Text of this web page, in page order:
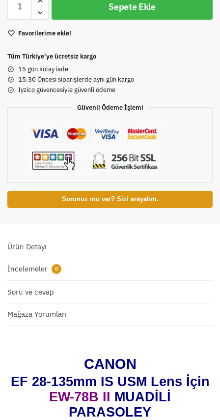
Sepete Ekle
Favorilerime ekle!
Tüm Türkiye’ye ücretsiz kargo
15 gün kolay iade
15.30 Öncesi siparişlerde aynı gün kargo
Iyzico güvencesiyle güvenli ödeme
Güvenli Ödeme İşlemi
Sorunuz mu var? Sizi arayalım.
Ürün Detayı
İncelemeler 0
Soru ve cevap
Mağaza Yorumları
CANON
EF 28-135mm IS USM Lens İçin
EW-78B II MUADİLİ
PARASOLEY